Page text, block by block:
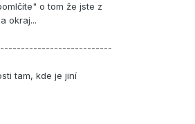
o tom že jste z
okraj...
tam, kde je jiní